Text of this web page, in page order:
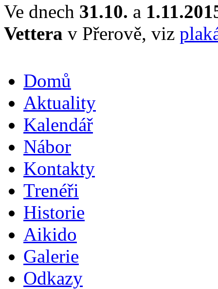
Ve dnech 31.10. a
Vettera v Přerově, viz
Domů
Aktuality
Kalendář
Nábor
Kontakty
Trenéři
Historie
Aikido
Galerie
Odkazy